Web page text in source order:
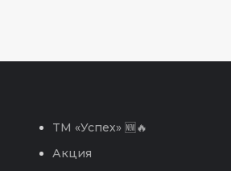
TM «Успех» 🆕🔥
Акция